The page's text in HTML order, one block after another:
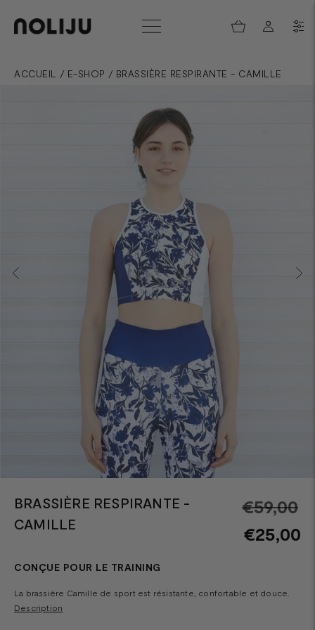
ACCUEIL / E-SHOP / BRASSIÈRE RESPIRANTE - CAMILLE
BRASSIÈRE RESPIRANTE -
CAMILLE
€59,00
€25,00
CONÇUE POUR LE TRAINING
La brassière Camille de sport est résistante, confortable et douce.
Description